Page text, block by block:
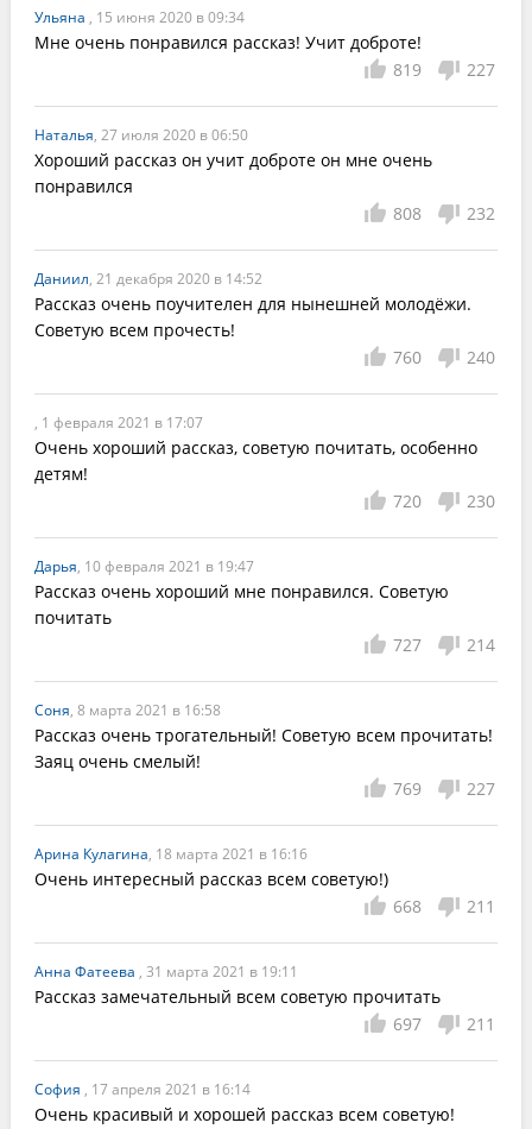
Ульяна , 15 июня 2020 в 09:34
Мне очень понравился рассказ! Учит доброте!
819
227
Наталья, 27 июля 2020 в 06:50
Хороший рассказ он учит доброте он мне очень
понравился
808
232
Даниил, 21 декабря 2020 в 14:52
Рассказ очень поучителен для нынешней молодёжи.
Советую всем прочесть!
760
240
, 1 февраля 2021 в 17:07
Очень хороший рассказ, советую почитать, особенно
детям!
720
230
Дарья, 10 февраля 2021 в 19:47
Рассказ очень хороший мне понравился. Советую
почитать
727
214
Соня, 8 марта 2021 в 16:58
Рассказ очень трогательный! Советую всем прочитать!
Заяц очень смелый!
769
227
Арина Кулагина, 18 марта 2021 в 16:16
Очень интересный рассказ всем советую!)
668
211
Анна Фатеева , 31 марта 2021 в 19:11
Рассказ замечательный всем советую прочитать
697
211
София , 17 апреля 2021 в 16:14
Очень красивый и хорошей рассказ всем советую!